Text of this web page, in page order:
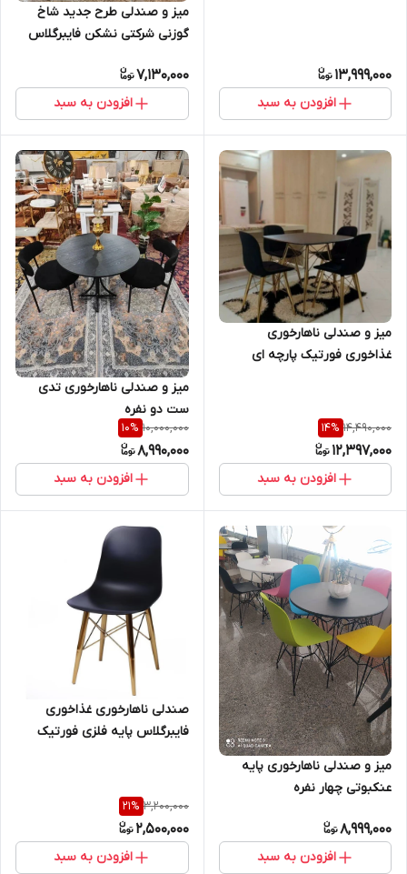
13,999,000
افزودن به سبد
میز و صندلی طرح جدید شاخ
گوزنی شرکتی نشکن فایبرگلاس
7,130,000
افزودن به سبد
میز و صندلی ناهارخوری
غذاخوری فورتیک پارچه ای
14,490,000
14%
12,397,000
افزودن به سبد
میز و صندلی ناهارخوری تدی
ست دو نفره
10,000,000
10%
8,990,000
افزودن به سبد
میز و صندلی ناهارخوری پایه
عنکبوتی چهار نفره
8,999,000
افزودن به سبد
صندلی ناهارخوری غذاخوری
فایبرگلاس پایه فلزی فورتیک
3,200,000
21%
2,500,000
افزودن به سبد